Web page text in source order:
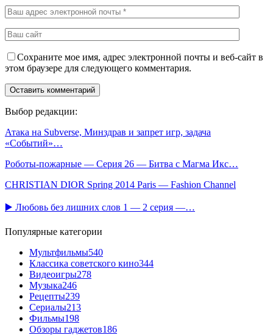
Сохраните мое имя, адрес электронной почты и веб-сайт в
этом браузере для следующего комментария.
Выбор редакции:
Атака на Subverse, Минздрав и запрет игр, задача
«Событий»…
Роботы-пожарные — Серия 26 — Битва с Магма Икс…
CHRISTIAN DIOR Spring 2014 Paris — Fashion Channel
▶️ Любовь без лишних слов 1 — 2 серия —…
Популярные категории
Мультфильмы540
Классика советского кино344
Видеоигры278
Музыка246
Рецепты239
Сериалы213
Фильмы198
Обзоры гаджетов186